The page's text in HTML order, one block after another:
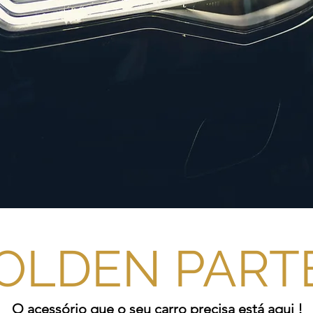
O acessório que o seu carro precisa está aqui !